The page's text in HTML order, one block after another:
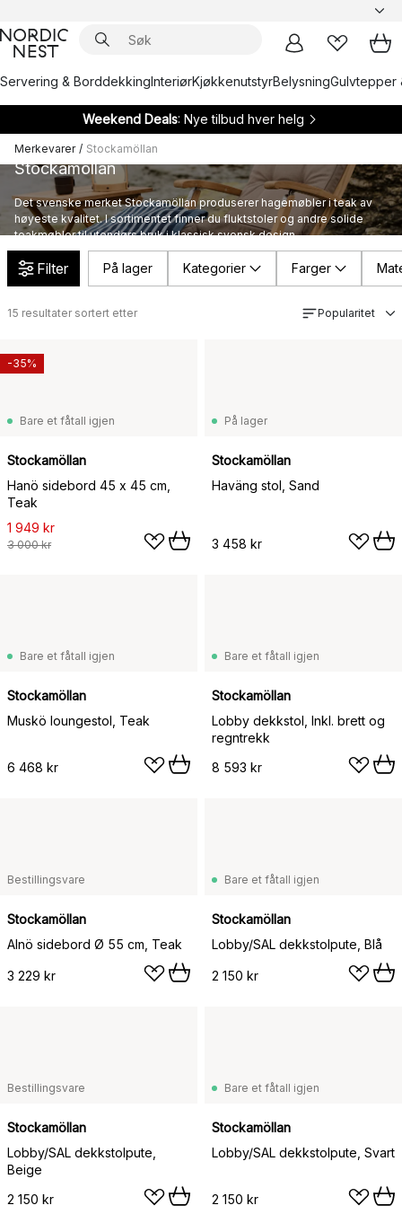
Servering & BorddekkingInteriørKjøkkenutstyrBelysningGulvtepper
Weekend Deals: Nye tilbud hver helg
Merkevarer / Stockamöllan
Stockamöllan
Det svenske merket Stockamöllan produserer hagemøbler i teak av
høyeste kvalitet. I sortimentet finner du fluktstoler og andre solide
teakmøbler til utendørs bruk i klassisk svensk design.
Filter På lager Kategorier Farger
15 resultater sortert etter Popularitet
Bare et fåtall igjen
Stockamöllan
Hanö sidebord 45 x 45 cm,
Teak
1 949 kr
3 000 kr
-35%
På lager
Stockamöllan
Haväng stol, Sand
3 458 kr
Bare et fåtall igjen
Stockamöllan
Muskö loungestol, Teak
6 468 kr
Bare et fåtall igjen
Stockamöllan
Lobby dekkstol, Inkl. brett og
regntrekk
8 593 kr
Bestillingsvare
Stockamöllan
Alnö sidebord Ø 55 cm, Teak
3 229 kr
Bare et fåtall igjen
Stockamöllan
Lobby/SAL dekkstolpute, Blå
2 150 kr
Bestillingsvare
Stockamöllan
Lobby/SAL dekkstolpute,
Beige
2 150 kr
Bare et fåtall igjen
Stockamöllan
Lobby/SAL dekkstolpute, Svart
2 150 kr